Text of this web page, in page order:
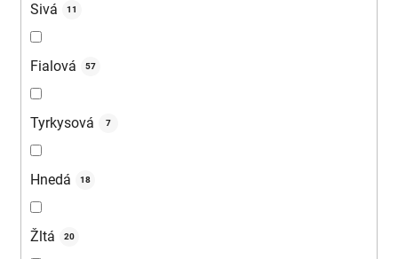
Sivá 11
Fialová 57
Tyrkysová 7
Hnedá 18
Žltá 20